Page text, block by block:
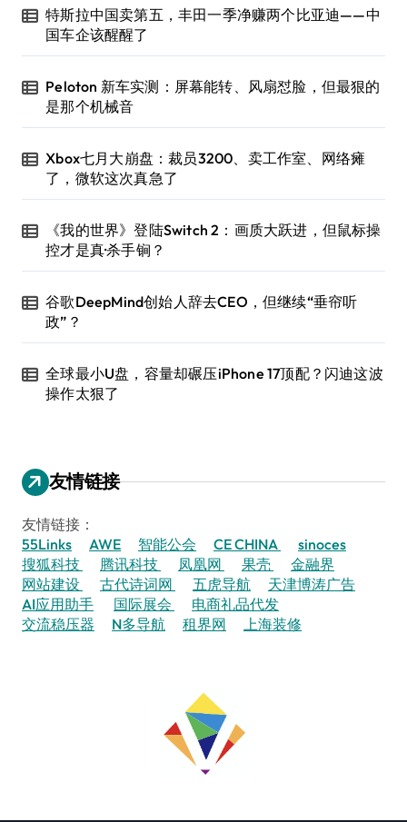
特斯拉中国卖第五，丰田一季净赚两个比亚迪——中
国车企该醒醒了
Peloton 新车实测：屏幕能转、风扇怼脸，但最狠的
是那个机械音
Xbox七月大崩盘：裁员3200、卖工作室、网络瘫
了，微软这次真急了
《我的世界》登陆Switch 2：画质大跃进，但鼠标操
控才是真·杀手锏？
谷歌DeepMind创始人辞去CEO，但继续“垂帘听
政”？
全球最小U盘，容量却碾压iPhone 17顶配？闪迪这波
操作太狠了
友情链接
友情链接：
55Links
AWE 智能公会 CE CHINA
sinoces
搜狐科技
腾讯科技 凤凰网 果壳
金融界
网站建设
古代诗词网 五虎导航
天津博涛广告
AI应用助手
国际展会
电商礼品代发
交流稳压器
N多导航 租界网 上海装修